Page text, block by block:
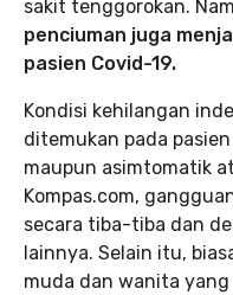
sakit tenggorokan.
penciuman juga
pasien Covid-19.
Kondisi kehilangan
ditemukan pada
maupun asimtomatik
Kompas.com,
secara tiba-tiba dan
lainnya. Selain itu,
muda dan wanita